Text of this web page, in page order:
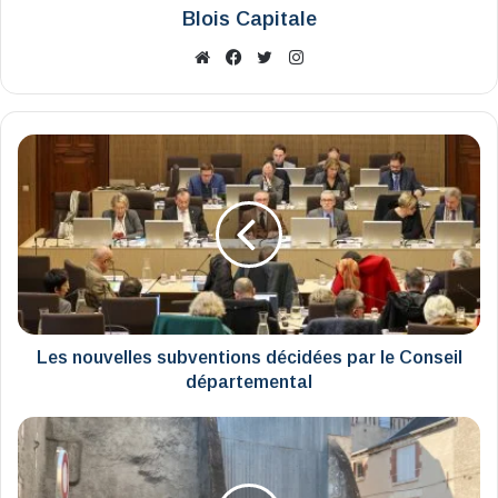
Blois Capitale
WebsiteFacebook
X
Les
nouvelles
subventions
décidées
par
le
Conseil
départemental
Les nouvelles subventions décidées par le Conseil
départemental
Budget
participatif
: